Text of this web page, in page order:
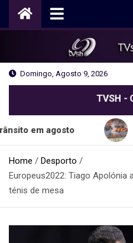
Domingo, Agosto 9, 2026
TVSH -
agosto
Home
Desporto
Europeus2022: Tiago Apolónia
ténis de mesa